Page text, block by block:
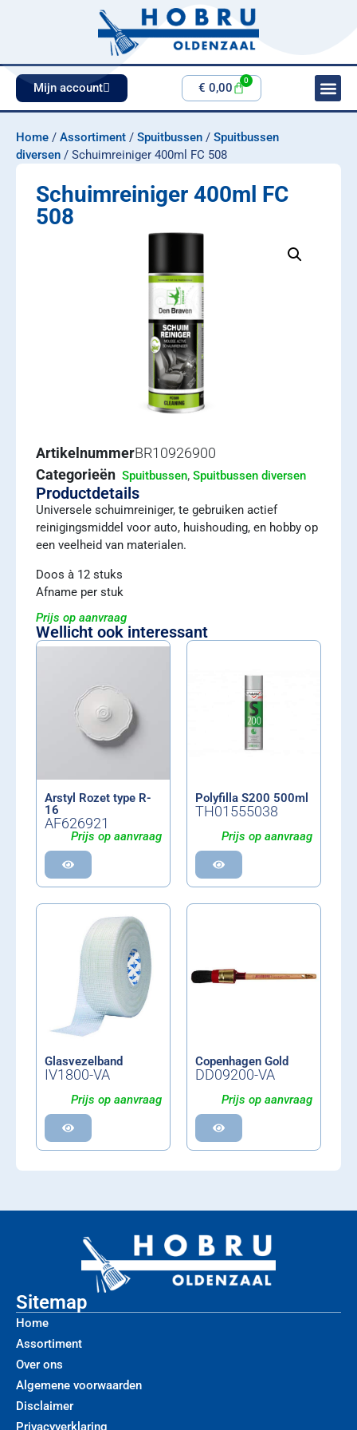
Mijn account € 0,00
0
Home / Assortiment / Spuitbussen / Spuitbussen
diversen / Schuimreiniger 400ml FC 508
Schuimreiniger 400ml FC
508
ArtikelnummerBR10926900
Categorieën Spuitbussen, Spuitbussen diversen
Productdetails
Universele schuimreiniger, te gebruiken actief
reinigingsmiddel voor auto, huishouding, en hobby op
een veelheid van materialen.
Doos à 12 stuks
Afname per stuk
Prijs op aanvraag
Wellicht ook interessant
Arstyl Rozet type R-
16
AF626921
Prijs op aanvraag
Polyfilla S200 500ml
TH01555038
Prijs op aanvraag
Glasvezelband
IV1800-VA
Prijs op aanvraag
Copenhagen Gold
DD09200-VA
Prijs op aanvraag
Sitemap
Home
Assortiment
Over ons
Algemene voorwaarden
Disclaimer
Privacyverklaring